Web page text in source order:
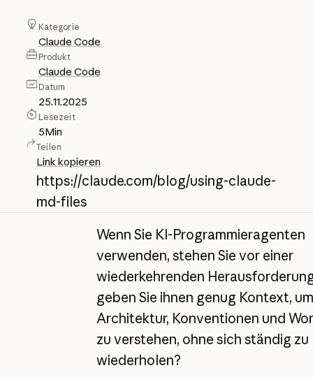
Kategorie
Claude Code
Produkt
Claude Code
Datum
25.11.2025
Lesezeit
5Min
Teilen
Link kopieren
https://claude.com/blog/using-claude-
md-files
Wenn Sie KI-Programmieragenten
verwenden, stehen Sie vor einer
wiederkehrenden
geben Sie ihnen genug Kontext,
Architektur, Konventionen und
zu verstehen, ohne sich ständig zu
wiederholen?